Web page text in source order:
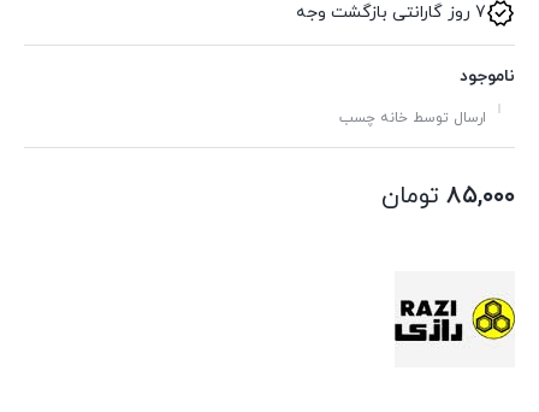
7 روز گارانتی بازگشت وجه
ناموجود
ارسال توسط خانه چسب
۸۵,۰۰۰ تومان